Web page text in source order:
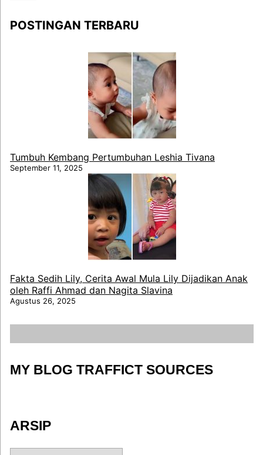
POSTINGAN TERBARU
Tumbuh Kembang Pertumbuhan Leshia Tivana
September 11, 2025
Fakta Sedih Lily, Cerita Awal Mula Lily Dijadikan Anak
oleh Raffi Ahmad dan Nagita Slavina
Agustus 26, 2025
MY BLOG TRAFFICT SOURCES
ARSIP
ARSIP